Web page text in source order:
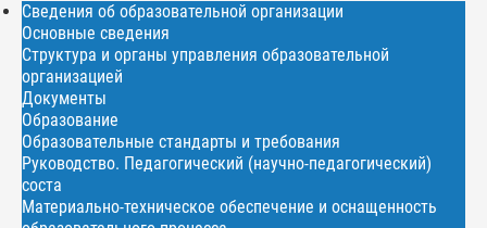
Сведения об образовательной организации
Основные сведения
Структура и органы управления образовательной
организацией
Документы
Образование
Образовательные стандарты и требования
Руководство. Педагогический (научно-педагогический)
соста
Материально-техническое обеспечение и оснащенность